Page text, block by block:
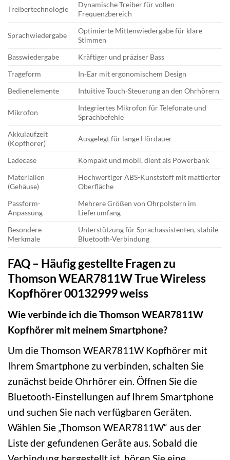
Treibertechnologie
Dynamische Treiber für vollen
Frequenzbereich
Sprachwiedergabe
Optimierte Mittenwiedergabe für klare
Stimmen
Basswiedergabe
Kräftiger und präziser Bass
Trageform
In-Ear mit ergonomischem Design
Bedienelemente
Intuitive Touch-Steuerung an den Ohrhörern
Mikrofon
Integriertes Mikrofon für Telefonate und
Sprachbefehle
Akkulaufzeit
(Kopfhörer)
Ausgelegt für lange Hördauer
Ladecase
Kompakt und mobil, dient als Powerbank
Materialien
(Gehäuse)
Hochwertiger ABS-Kunststoff mit mattierter
Oberfläche
Passform-
Anpassung
Mehrere Größen von Ohrpolstern im
Lieferumfang
Besondere
Merkmale
Unterstützung für Sprachassistenten, stabile
Bluetooth-Verbindung
FAQ – Häufig gestellte Fragen zu
Thomson WEAR7811W True Wireless
Kopfhörer 00132999 weiss
Wie verbinde ich die Thomson WEAR7811W
Kopfhörer mit meinem Smartphone?
Um die Thomson WEAR7811W Kopfhörer mit
Ihrem Smartphone zu verbinden, schalten Sie
zunächst beide Ohrhörer ein. Öffnen Sie die
Bluetooth-Einstellungen auf Ihrem Smartphone
und suchen Sie nach verfügbaren Geräten.
Wählen Sie „Thomson WEAR7811W“ aus der
Liste der gefundenen Geräte aus. Sobald die